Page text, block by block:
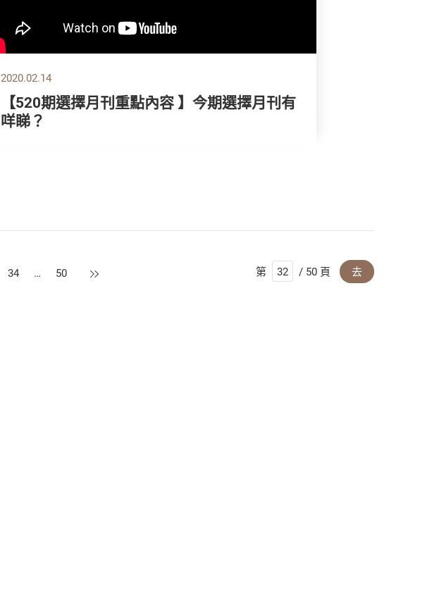
2020.02.14
【520期選擇月刊重點內容 】今期選擇月刊有
咩睇？
34 … 50 下一頁 第 / 50 頁 去